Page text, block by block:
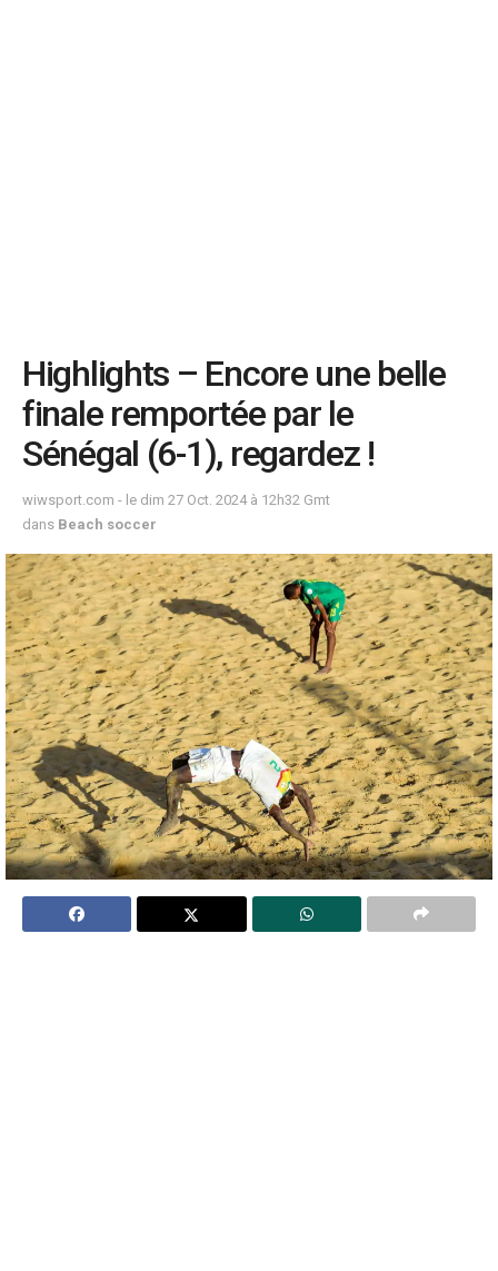
Highlights – Encore une belle
finale remportée par le
Sénégal (6-1), regardez !
wiwsport.com - le dim 27 Oct. 2024 à 12h32 Gmt
dans Beach soccer